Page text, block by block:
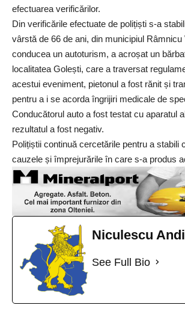
efectuarea verificărilor.
Din verificările efectuate de polițiști s-a
vârstă de 66 de ani, din municipiul
conducea un autoturism, a acroșat un
localitatea Golești, care a traversat
acestui eveniment, pietonul a fost rănit și
pentru a i se acorda îngrijiri medicale de
Conducătorul auto a fost testat cu aparatul
rezultatul a fost negativ.
Polițiștii continuă cercetările pentru a stabili
cauzele și împrejurările în care s-a produs
Niculescu Andi
See Full Bio